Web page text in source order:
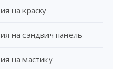
на краску
на сэндвич панель
на мастику